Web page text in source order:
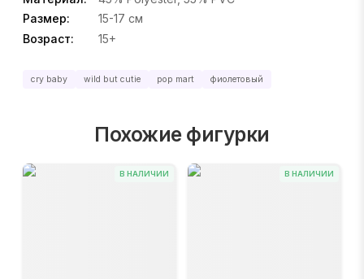
Размер:
15-17 см
Возраст:
15+
cry baby wild but cutie pop mart фиолетовый
Похожие фигурки
В НАЛИЧИИ В НАЛИЧИИ